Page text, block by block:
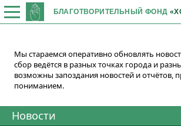
БЛАГОТВОРИТЕЛЬНЫЙ ФОНД
Мы стараемся оперативно обновлять
сбор ведётся в разных точках города и
возможны запоздания новостей и отчётов,
пониманием.
Новости